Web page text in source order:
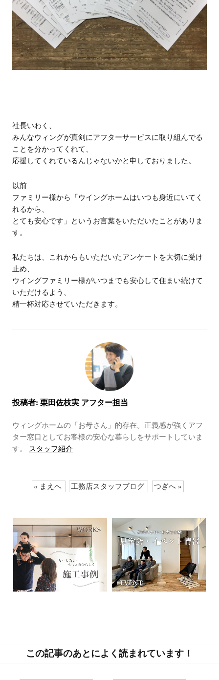
社長いわく、
みんなウィングが真剣にアフターサービスに取り組んでる
ことを分かってくれて、
応援してくれているんじゃないかと申しておりました。
以前
ファミリー様から「ウイングホームはいつも身近にいてく
れるから、
とても安心です」というお言葉をいただいたことがありま
す。
私たちは、これからもいただいたアンケートを大切に受け
止め、
ウイングファミリー様がいつまでも安心して住まい続けて
いただけるよう、
精一杯対応させていただきます。
投稿者: 栗田佐枝実 アフター担当
ウィングホームの「お母さん」的存在。正義感が強くアフ
ター窓口としてお客様の安心な暮らしをサポートしていま
す。
スタッフ紹介
« まえへ 工務店スタッフブログ つぎへ »
この記事のあとによく読まれています！